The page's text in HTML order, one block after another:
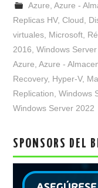
Azure Azure -
Replicas HV,Cloud
virtuales Microsoft
2016 ,Windows
Azure ,Azure -
Recovery, Hyper-V,
Replication ,Windows
Windows Server 2022
SPONSORS DEL